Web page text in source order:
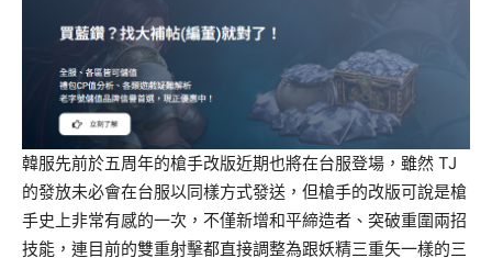
韓服先前於五周年的槍手改版近期也將在台服登場，雖然 TJ
的發放未必會在台服以同樣方式發送，但槍手的改版可說是槍
手史上非常有感的一次，不僅新增和平締造者、突破重圍兩招
技能，連目前的雙重射擊都直接調整為跟妖精三重矢一樣的三